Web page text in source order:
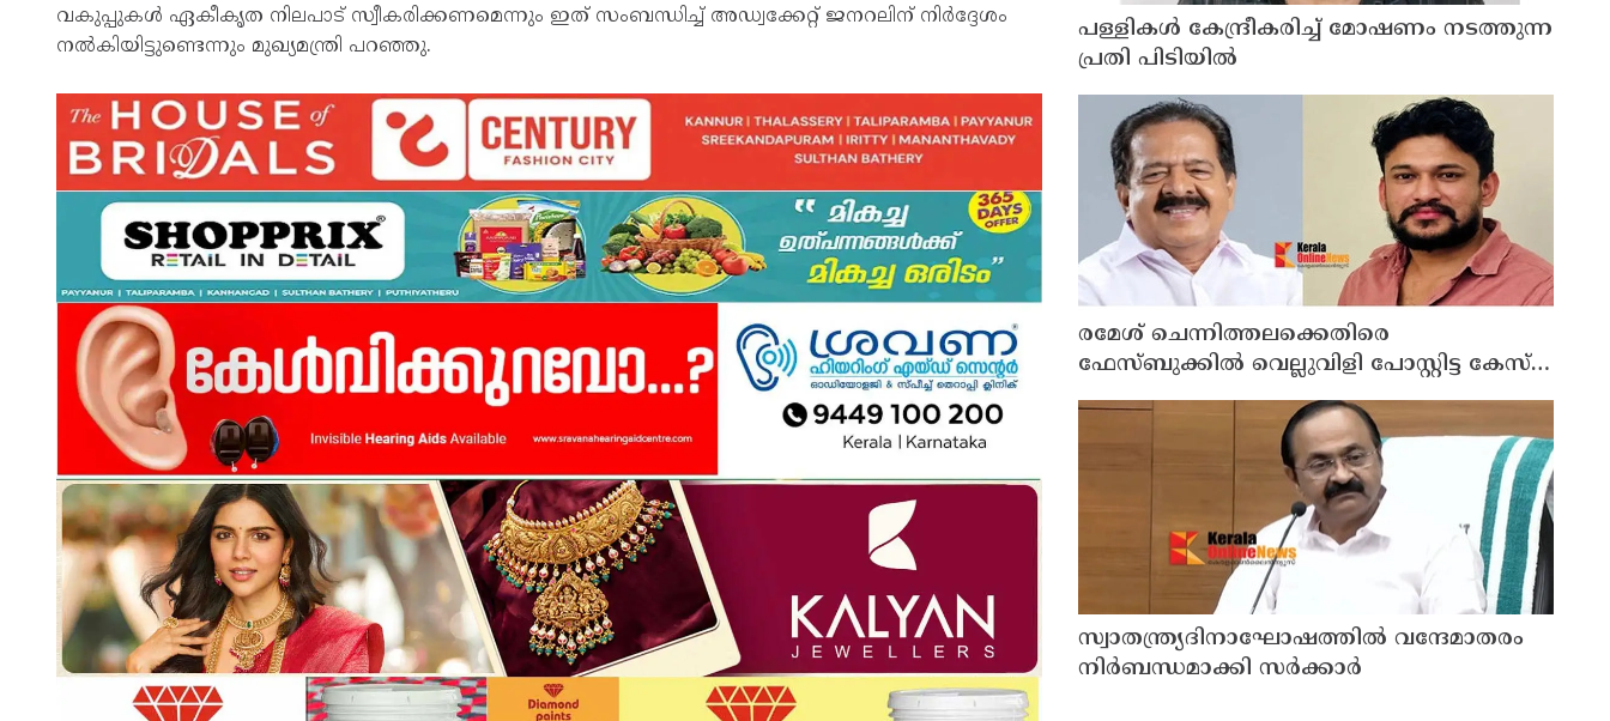
വകുപ്പുകൾ ഏകീകൃത നിലപാട് സ്വീകരിക്കണമെന്നും ഇത് സംബന്ധിച്ച് അഡ്വക്കേറ്റ് ജനറലിന് നിർദ്ദേശം
നൽകിയിട്ടുണ്ടെന്നും മുഖ്യമന്ത്രി പറഞ്ഞു.
പള്ളികള്‍ കേന്ദ്രീകരിച്ച് മോഷണം നടത്തുന്ന
പ്രതി പിടിയില്‍
രമേശ് ചെന്നിത്തലക്കെതിരെ
ഫേസ്ബുക്കില്‍ വെല്ലുവിളി പോസ്റ്റിട്ട കേസ് ;
അര്‍ജുന്‍ ആയങ്കിക്ക് എതിരെ കേസെടുത്ത്
കണ്ണൂര്‍ സൈബര്‍ പൊലീസ്
സ്വാതന്ത്ര്യദിനാഘോഷത്തില്‍ വന്ദേമാതരം
നിര്‍ബന്ധമാക്കി സര്‍ക്കാര്‍